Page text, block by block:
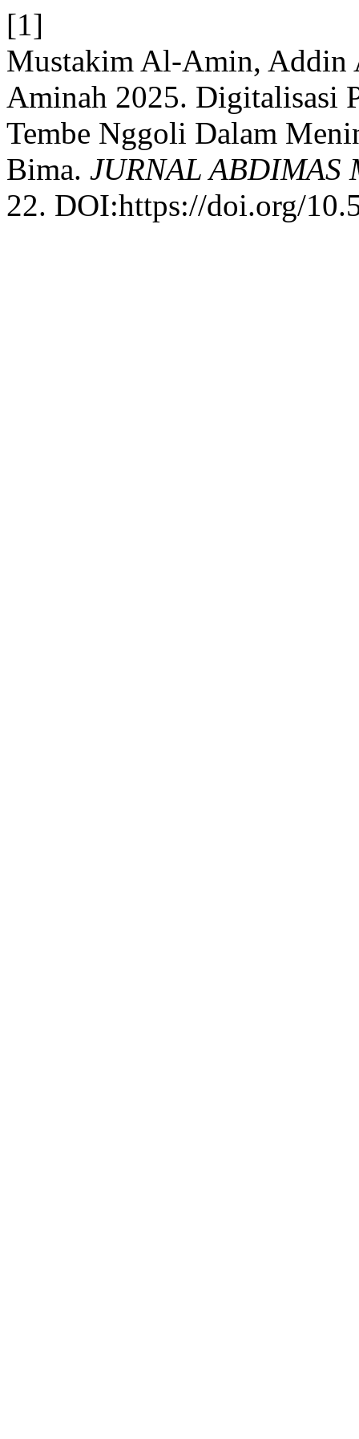
[1]
Mustakim Al-Amin,
Aminah 2025. Digitalisasi
Tembe Nggoli Dalam
Bima. JURNAL ABDIMAS
22. DOI:https://doi.org/